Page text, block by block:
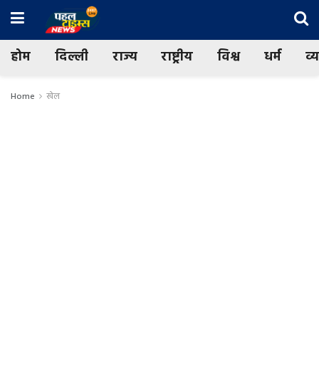
होम दिल्ली राज्य राष्ट्रीय विश्व धर्म
Home खेल